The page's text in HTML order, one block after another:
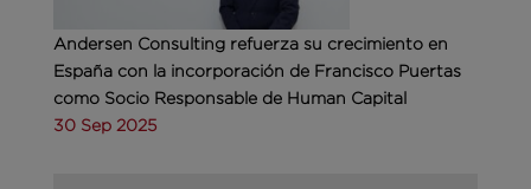
Andersen Consulting refuerza su crecimiento en
España con la incorporación de Francisco Puertas
como Socio Responsable de Human Capital
30 Sep 2025